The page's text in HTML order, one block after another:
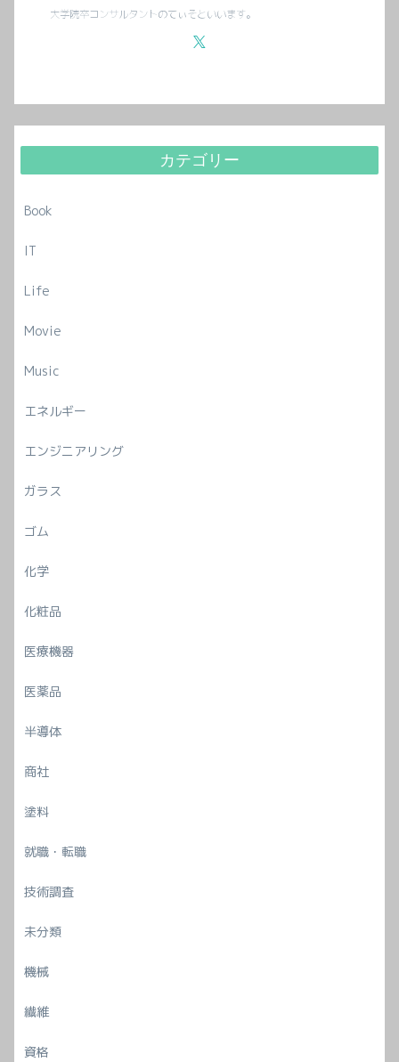
大学院卒コンサルタントのてぃそといいます。
カテゴリー
Book
IT
Life
Movie
Music
エネルギー
エンジニアリング
ガラス
ゴム
化学
化粧品
医療機器
医薬品
半導体
商社
塗料
就職・転職
技術調査
未分類
機械
繊維
資格